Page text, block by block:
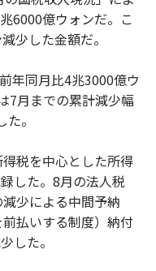
6000億ウォンだ。こ
少した金額だ。
年同月比4兆3000億ウ
7月までの累計減少幅
。
税を中心とした所得
した。8月の法人税
少による中間予納
前払いする制度）納付
した。